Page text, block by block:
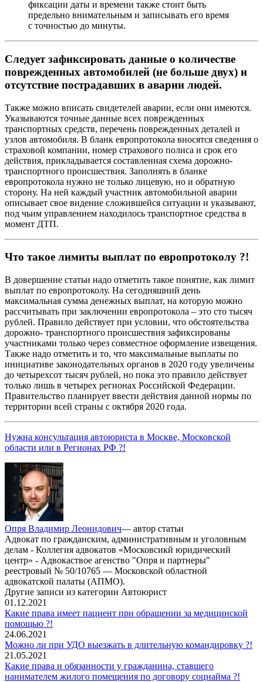
фиксации даты и времени также стоит быть
предельно внимательным и записывать его время
с точностью до минуты.
Следует зафиксировать данные о количестве
поврежденных автомобилей (не больше двух) и
отсутствие пострадавших в аварии людей.
Также можно вписать свидетелей аварии, если они имеются.
Указываются точные данные всех поврежденных
транспортных средств, перечень поврежденных деталей и
узлов автомобиля. В бланк европротокола вносятся сведения о
страховой компании, номер страхового полиса и срок его
действия, прикладывается составленная схема дорожно-
транспортного происшествия. Заполнять в бланке
европротокола нужно не только лицевую, но и обратную
сторону. На ней каждый участник автомобильной аварии
описывает свое видение сложившейся ситуации и указывают,
под чьим управлением находилось транспортное средства в
момент ДТП.
Что такое лимиты выплат по европротоколу ?!
В довершение статьи надо отметить такое понятие, как лимит
выплат по европротоколу. На сегодняшний день
максимальная сумма денежных выплат, на которую можно
рассчитывать при заключении европротокола – это сто тысяч
рублей. Правило действует при условии, что обстоятельства
дорожно- транспортного происшествия зафиксированы
участниками только через совместное оформление извещения.
Также надо отметить и то, что максимальные выплаты по
инициативе законодательных органов в 2020 году увеличены
до четырехсот тысяч рублей, но пока это правило действует
только лишь в четырех регионах Российской Федерации.
Правительство планирует ввести действия данной нормы по
территории всей страны с октября 2020 года.
Нужна консультация автоюриста в Москве, Московской
области или в Регионах РФ ?!
Опря Владимир Леонидович— автор статьи
Адвокат по гражданским, административным и уголовным
делам - Коллегия адвокатов «Московсикй юридический
центр» - Адвокаствое агенство "Опря и партнеры"
реестровый № 50/10765 — Московской областной
адвокатской палаты (АПМО).
Другие записи из категории Автоюрист
01.12.2021
Какие права имеет пациент при обращении за медицинской
помощью ?!
24.06.2021
Можно ли при УДО выезжать в длительную командировку ?!
21.05.2021
Какие права и обязанности у гражданина, ставшего
нанимателем жилого помещения по договору соцнайма ?!